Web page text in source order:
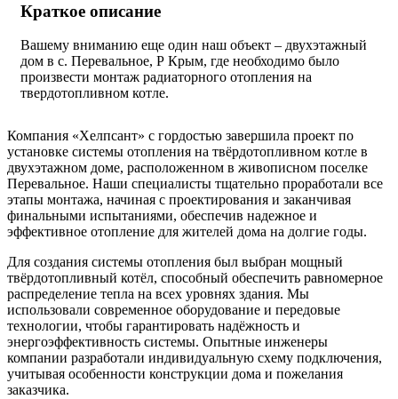
Краткое описание
Вашему вниманию еще один наш объект – двухэтажный
дом в с. Перевальное, Р Крым, где необходимо было
произвести монтаж радиаторного отопления на
твердотопливном котле.
Компания «Хелпсант» с гордостью завершила проект по
установке системы отопления на твёрдотопливном котле в
двухэтажном доме, расположенном в живописном поселке
Перевальное. Наши специалисты тщательно проработали все
этапы монтажа, начиная с проектирования и заканчивая
финальными испытаниями, обеспечив надежное и
эффективное отопление для жителей дома на долгие годы.
Для создания системы отопления был выбран мощный
твёрдотопливный котёл, способный обеспечить равномерное
распределение тепла на всех уровнях здания. Мы
использовали современное оборудование и передовые
технологии, чтобы гарантировать надёжность и
энергоэффективность системы. Опытные инженеры
компании разработали индивидуальную схему подключения,
учитывая особенности конструкции дома и пожелания
заказчика.